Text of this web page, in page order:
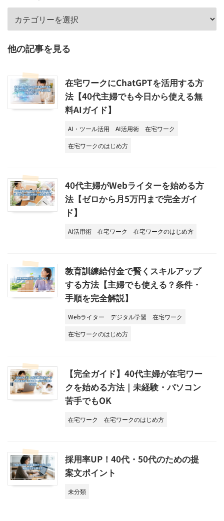
他の記事を見る
在宅ワークにChatGPTを活用する方
法【40代主婦でも今日から使える無
料AIガイド】
AI・ツール活用 AI活用術
在宅ワーク
在宅ワークのはじめ方
40代主婦がWebライターを始める方
法【ゼロから月5万円まで完全ガイ
ド】
AI活用術 在宅ワーク 在宅ワークのはじめ方
教育訓練給付金で賢くスキルアップ
する方法【主婦でも使える？条件・
手順を完全解説】
Webライター デジタル学習
在宅ワーク
在宅ワークのはじめ方
【完全ガイド】40代主婦が在宅ワー
クを始める方法｜未経験・パソコン
苦手でもOK
在宅ワーク 在宅ワークのはじめ方
採用率UP！40代・50代のための提
案文ポイント
未分類